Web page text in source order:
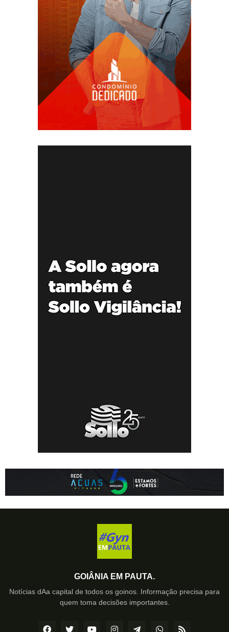
GOIÂNIA EM PAUTA.
Notícias dAa capital de todos os goinos. Informação precisa para
quem toma decisões importantes.